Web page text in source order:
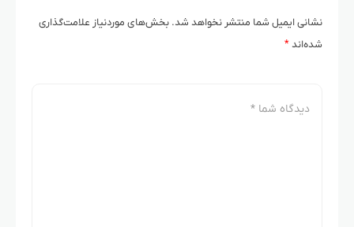
نشانی ایمیل شما منتشر نخواهد شد. بخش‌های موردنیاز علامت‌گذاری
شده‌اند*